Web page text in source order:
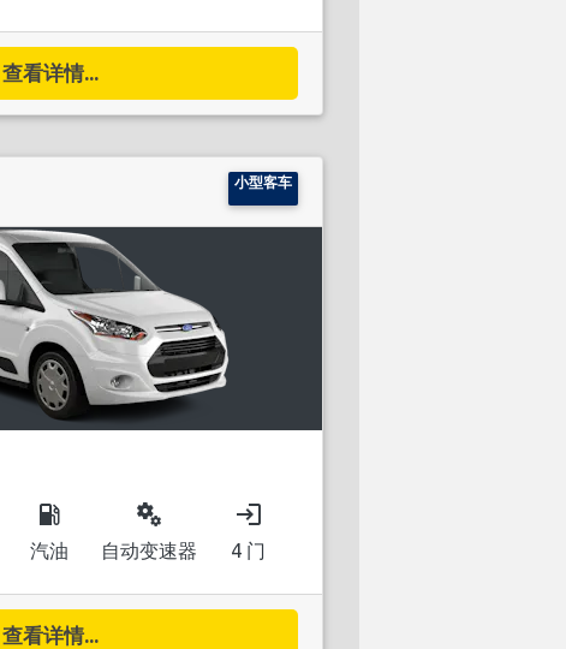
查看详情...
小型客车
local_gas_station
汽油
miscellaneous_services
自动变速器
login
4 门
查看详情...